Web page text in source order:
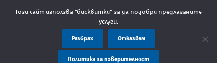
Областна администрация Пловдив препоръчва заплащането
Този сайт използва "бисквитки" за да подобри предлаганите
услуги.
Разбрах Отказвам
Политика за поверителност